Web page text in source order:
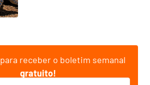
para receber o boletim semanal
gratuito!